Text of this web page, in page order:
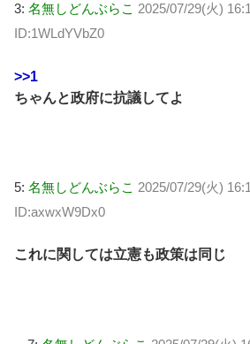
3: 名無しどんぶらこ 2025/07/29(火)
ID:1WLdYVbZ0
>>1
ちゃんと政府に抗議してよ
5: 名無しどんぶらこ 2025/07/29(火)
ID:axwxW9Dx0
これに関しては立憲も政策は同じ